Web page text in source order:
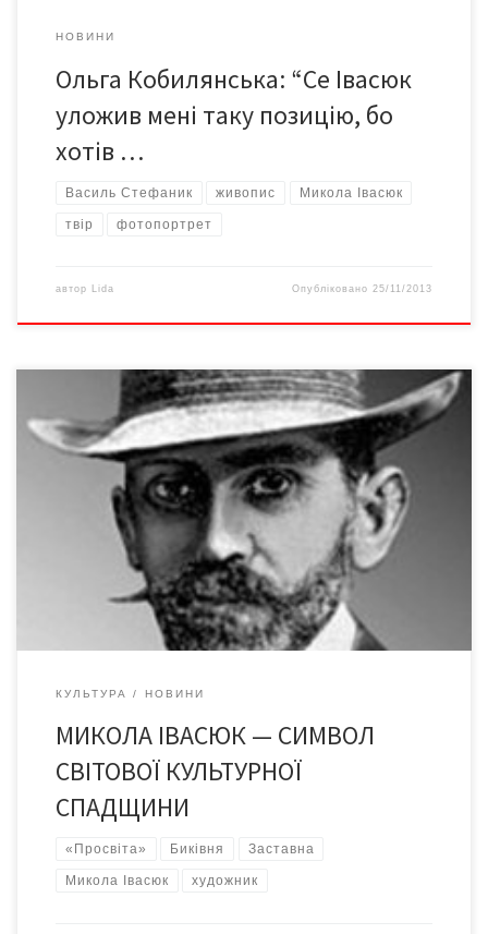
НОВИНИ
Ольга Кобилянська: “Се Івасюк
уложив мені таку позицію, бо
хотів …
Василь Стефаник живопис Микола Івасюк
твір фотопортрет
автор Lida Опубліковано25/11/2013
24 січня об 11 годині у м.Заставна (зала засідань районної
музичної школи) Заставнівська районна організація
товариства «Просвіта» проводить урочистості з нагоди
вшанування пам’яті всесвітньо відомого художника Миколи
Івановича Івасюка.
КУЛЬТУРА НОВИНИ
МИКОЛА ІВАСЮК — СИМВОЛ
СВІТОВОЇ КУЛЬТУРНОЇ
СПАДЩИНИ
«Просвіта» Биківня Заставна
Микола Івасюк художник